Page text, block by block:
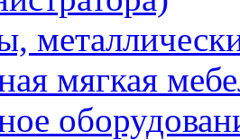
мягкая